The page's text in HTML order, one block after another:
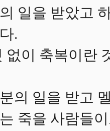
일을 받았고
.
없이 축복이란
의 일을 받고
죽을 사람들